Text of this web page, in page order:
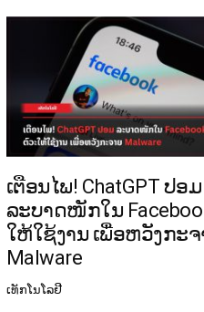
ເຕືອນໄພ! ChatGPT ປອມ
ລະບາດໜັກໃນ
ໃຫ້ໃຊ້ງານ ເພື່ອຫວັງກະ
Malware
ເທັກໂນໂລຢີ